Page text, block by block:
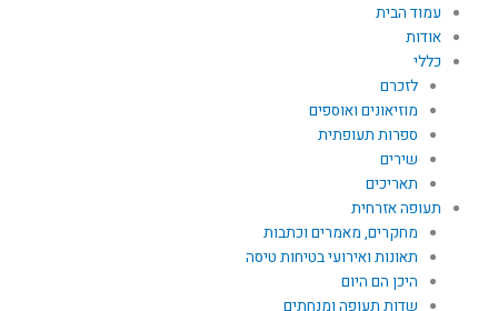
עמוד הבית
אודות
כללי
לזכרם
מוזיאונים ואוספים
ספרות תעופתית
שירים
תאריכים
תעופה אזרחית
מחקרים, מאמרים וכתבות
תאונות ואירועי בטיחות טיסה
היכן הם היום
שדות תעופה ומנחתים